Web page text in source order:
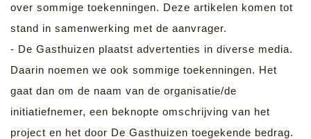
over sommige toekenningen. Deze artikelen komen tot
stand in samenwerking met de aanvrager.
- De Gasthuizen plaatst advertenties in diverse media.
Daarin noemen we ook sommige toekenningen. Het
gaat dan om de naam van de organisatie/de
initiatiefnemer, een beknopte omschrijving van het
project en het door De Gasthuizen toegekende bedrag.